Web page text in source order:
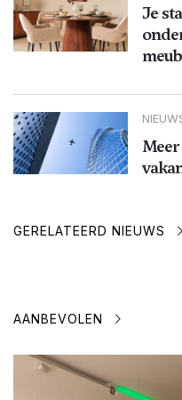
Je
GERELATEERD NIEUWS
AANBEVOLEN